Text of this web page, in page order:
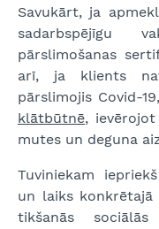
Savukārt, ja
sadarbspējīgu
pārslimošanas
arī, ja klients
pārslimojis Covid-
klātbūtnē,
mutes un deguna
Tuviniekam
un laiks konkrētajā
tikšanās